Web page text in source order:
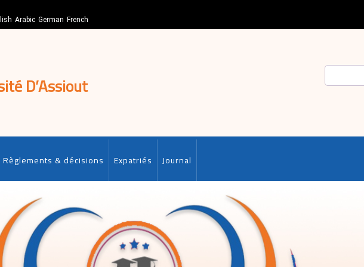
Arabic German French
D’Assiout
Règlements & décisions Expatriés Journal